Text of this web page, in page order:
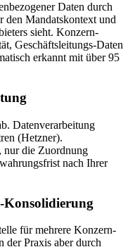
Daten durch
den Mandatskontext und
sieht. Konzern-
Geschäftsleitungs-Daten
erkannt mit über 95
Datenverarbeitung
(Hetzner).
nur die Zuordnung
nach Ihrer
Konsolidierung
für mehrere Konzern-
der Praxis aber durch